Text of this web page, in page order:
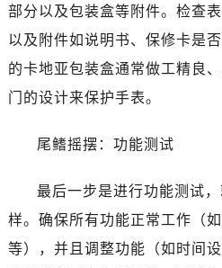
部分以及包装盒等附件。检查
以及附件如说明书、保修卡是
的卡地亚包装盒通常做工精良
门的设计来保护手表。
尾鳍摇摆：功能测试
最后一步是进行功能测试
样。确保所有功能正常工作（
等），并且调整功能（如时间